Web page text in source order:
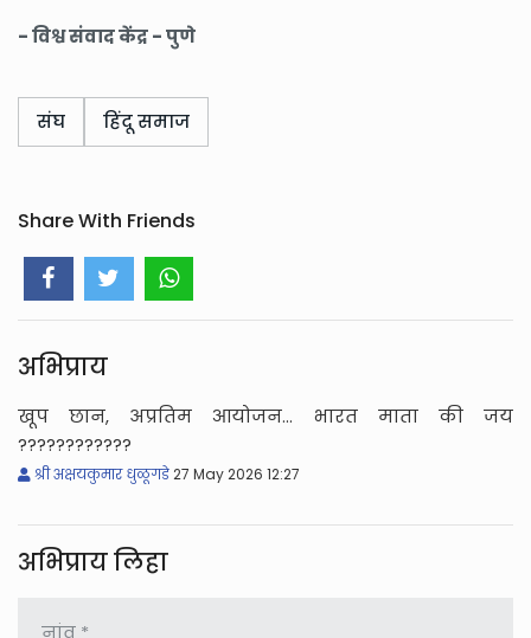
- विश्व संवाद केंद्र - पुणे
संघ हिंदू समाज
Share With Friends
अभिप्राय
खूप छान, अप्रतिम आयोजन... भारत माता की जय
????️????????
श्री अक्षयकुमार धुळूगडे27 May 2026 12:27
अभिप्राय लिहा